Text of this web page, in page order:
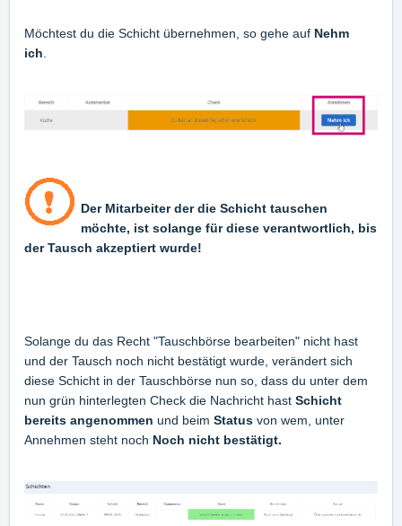
Möchtest du die Schicht übernehmen, so gehe auf Nehm
ich
Der Mitarbeiter der die Schicht tauschen
möchte, ist solange für diese verantwortlich, bis
der Tausch akzeptiert wurde!
Solange du das Recht "Tauschbörse bearbeiten" nicht hast
und der Tausch noch nicht bestätigt wurde, verändert sich
diese Schicht in der Tauschbörse nun so, dass du unter dem
nun grün hinterlegten Check die Nachricht hast Schicht
bereits angenommen und beim Status von wem, unter
Annehmen steht noch Noch nicht bestätigt.